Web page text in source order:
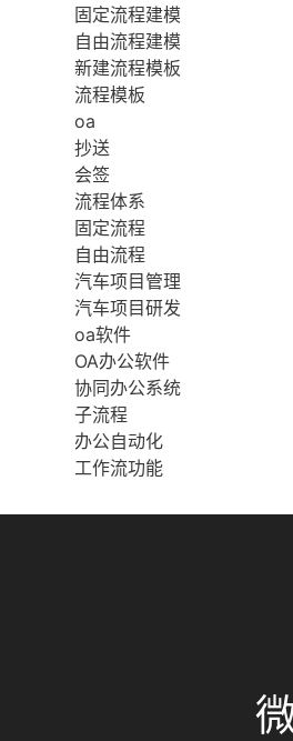
固定流程建模
自由流程建模
新建流程模板
流程模板
oa
抄送
会签
流程体系
固定流程
自由流程
汽车项目管理
汽车项目研发
oa软件
OA办公软件
协同办公系统
子流程
办公自动化
工作流功能